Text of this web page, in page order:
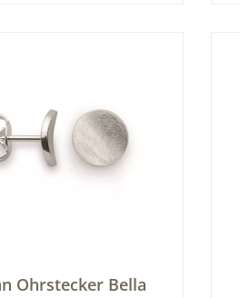
Ohrstecker Bella